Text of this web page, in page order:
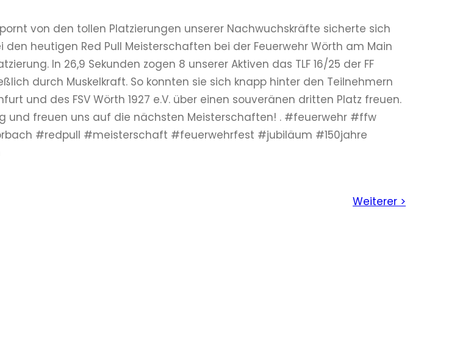
von den tollen Platzierungen unserer Nachwuchskräfte sicherte sich
heutigen Red Pull Meisterschaften bei der Feuerwehr Wörth am Main
In 26,9 Sekunden zogen 8 unserer Aktiven das TLF 16/25 der FF
durch Muskelkraft. So konnten sie sich knapp hinter den Teilnehmern
und des FSV Wörth 1927 e.V. über einen souveränen dritten Platz freuen.
und freuen uns auf die nächsten Meisterschaften! . #feuerwehr #ffw
#redpull #meisterschaft #feuerwehrfest #jubiläum #150jahre
Weiterer >